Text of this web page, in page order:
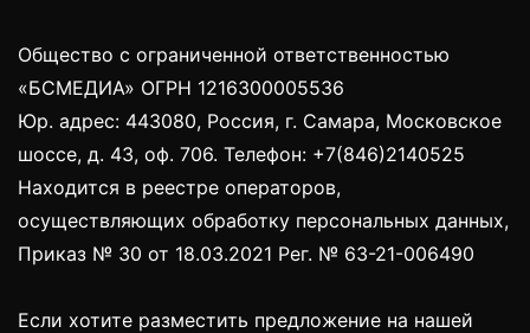
Общество с ограниченной ответственностью
«БСМЕДИА» ОГРН 1216300005536
Юр. адрес: 443080, Россия, г. Самара, Московское
шоссе, д. 43, оф. 706. Телефон: +7(846)2140525
Находится в реестре операторов,
осуществляющих обработку персональных данных,
Приказ № 30 от 18.03.2021 Рег. № 63-21-006490
Если хотите разместить предложение на нашей